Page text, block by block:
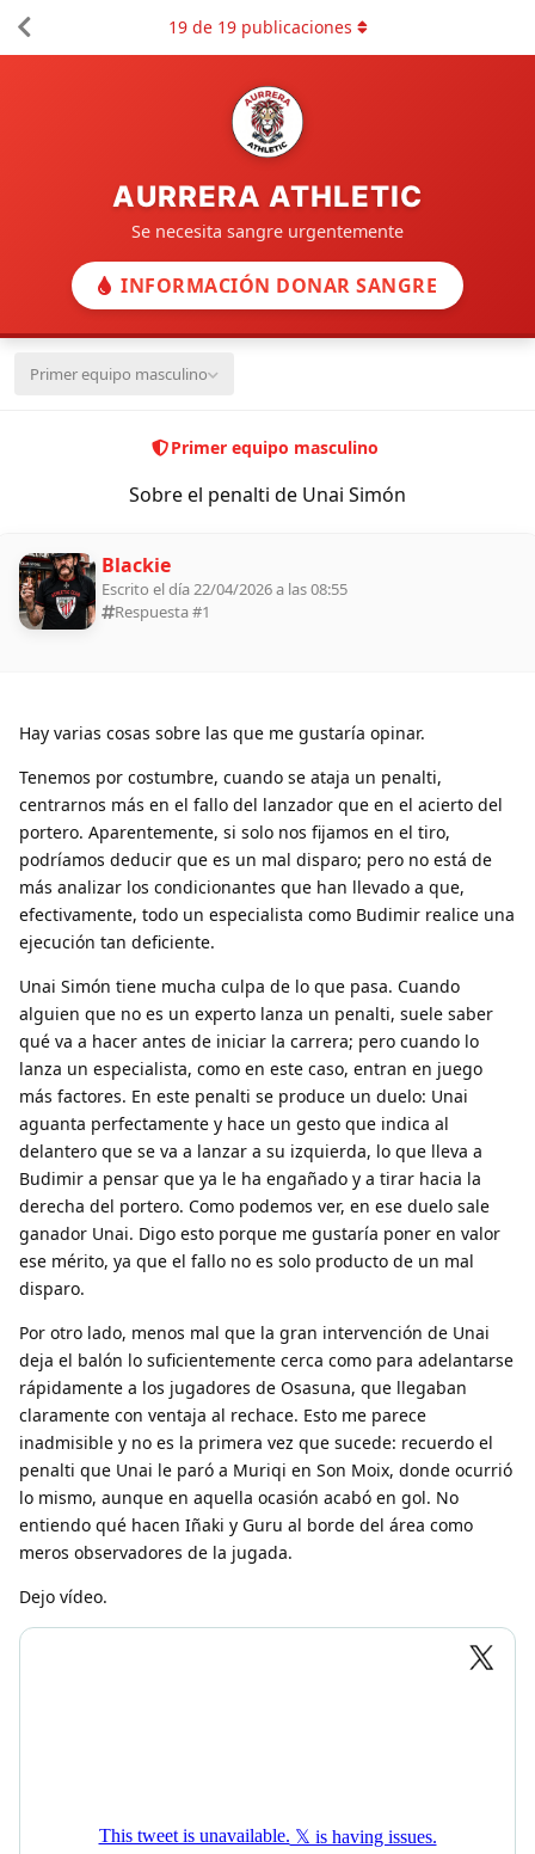
AURRERA ATHLETIC
Se necesita sangre urgentemente
INFORMACIÓN DONAR SANGRE
Primer equipo masculino
Primer equipo masculino
Sobre el penalti de Unai Simón
19de 19publicaciones
Blackie
Escrito el día 22/04/2026 a las 08:55
Respuesta #1
Hay varias cosas sobre las que me gustaría opinar.
Tenemos por costumbre, cuando se ataja un penalti,
centrarnos más en el fallo del lanzador que en el acierto del
portero. Aparentemente, si solo nos fijamos en el tiro,
podríamos deducir que es un mal disparo; pero no está de
más analizar los condicionantes que han llevado a que,
efectivamente, todo un especialista como Budimir realice una
ejecución tan deficiente.
Unai Simón tiene mucha culpa de lo que pasa. Cuando
alguien que no es un experto lanza un penalti, suele saber
qué va a hacer antes de iniciar la carrera; pero cuando lo
lanza un especialista, como en este caso, entran en juego
más factores. En este penalti se produce un duelo: Unai
aguanta perfectamente y hace un gesto que indica al
delantero que se va a lanzar a su izquierda, lo que lleva a
Budimir a pensar que ya le ha engañado y a tirar hacia la
derecha del portero. Como podemos ver, en ese duelo sale
ganador Unai. Digo esto porque me gustaría poner en valor
ese mérito, ya que el fallo no es solo producto de un mal
disparo.
Por otro lado, menos mal que la gran intervención de Unai
deja el balón lo suficientemente cerca como para adelantarse
rápidamente a los jugadores de Osasuna, que llegaban
claramente con ventaja al rechace. Esto me parece
inadmisible y no es la primera vez que sucede: recuerdo el
penalti que Unai le paró a Muriqi en Son Moix, donde ocurrió
lo mismo, aunque en aquella ocasión acabó en gol. No
entiendo qué hacen Iñaki y Guru al borde del área como
meros observadores de la jugada.
Dejo vídeo.